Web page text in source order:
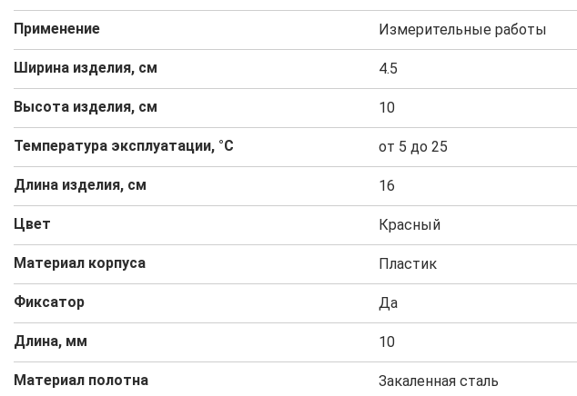
Применение Измерительные работы
Ширина изделия, см 4.5
Высота изделия, см 10
Температура эксплуатации, °C от 5 до 25
Длина изделия, см 16
Цвет Красный
Материал корпуса Пластик
Фиксатор Да
Длина, мм 10
Материал полотна Закаленная сталь